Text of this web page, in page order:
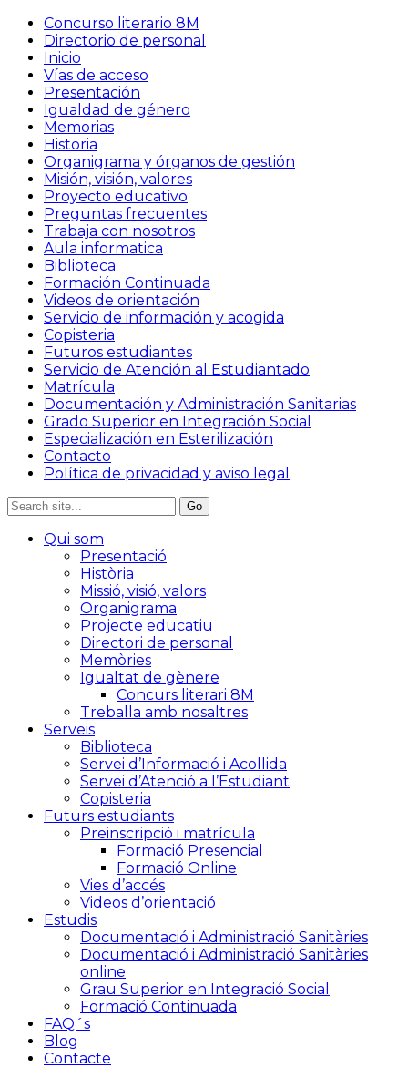
Concurso literario 8M
Directorio de personal
Inicio
Vías de acceso
Presentación
Igualdad de género
Memorias
Historia
Organigrama y órganos de gestión
Misión, visión, valores
Proyecto educativo
Preguntas frecuentes
Trabaja con nosotros
Aula informatica
Biblioteca
Formación Continuada
Videos de orientación
Servicio de información y acogida
Copisteria
Futuros estudiantes
Servicio de Atención al Estudiantado
Matrícula
Documentación y Administración Sanitarias
Grado Superior en Integración Social
Especialización en Esterilización
Contacto
Política de privacidad y aviso legal
Qui som
Presentació
Història
Missió, visió, valors
Organigrama
Projecte educatiu
Directori de personal
Memòries
Igualtat de gènere
Concurs literari 8M
Treballa amb nosaltres
Serveis
Biblioteca
Servei d’Informació i Acollida
Servei d’Atenció a l’Estudiant
Copisteria
Futurs estudiants
Preinscripció i matrícula
Formació Presencial
Formació Online
Vies d’accés
Videos d’orientació
Estudis
Documentació i Administració Sanitàries
Documentació i Administració Sanitàries
online
Grau Superior en Integració Social
Formació Continuada
FAQ´s
Blog
Contacte